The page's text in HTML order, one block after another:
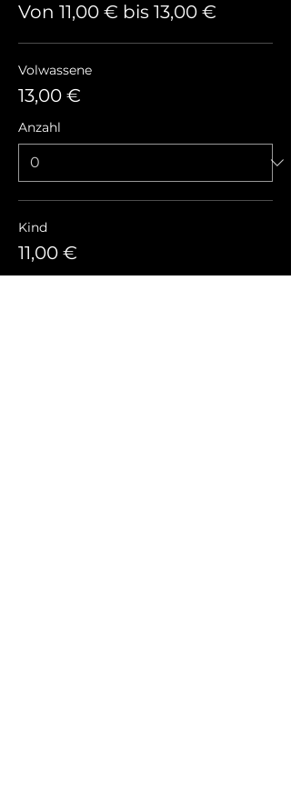
Von 11,00 € bis 13,00 €
Volwassene
13,00 €
Anzahl
Kind
11,00 €